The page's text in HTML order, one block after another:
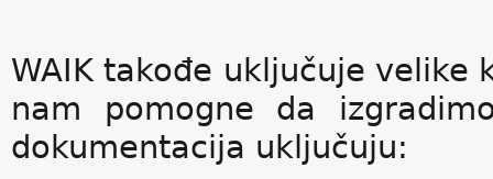
WAIK takođe uključuje velike
nam pomogne da
dokumentacija uključuju: